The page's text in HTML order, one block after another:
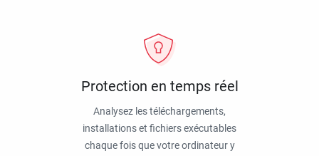
Protection en temps réel
Analysez les téléchargements,
installations et fichiers exécutables
chaque fois que votre ordinateur y